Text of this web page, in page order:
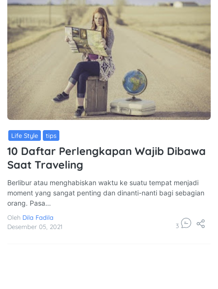
Life Style Tips
10 Daftar Perlengkapan Wajib Dibawa
Saat Traveling
Berlibur atau menghabiskan waktu ke suatu tempat menjadi
moment yang sangat penting dan dinanti-nanti bagi sebagian
orang. Pasa…
Oleh Dila Fadila
Desember 05, 2021
3